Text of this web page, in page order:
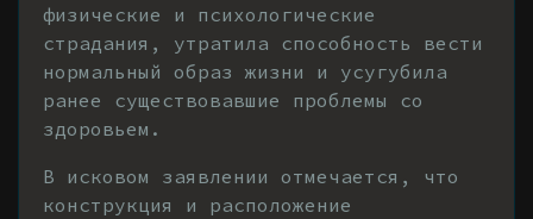
физические и психологические
страдания, утратила способность вести
нормальный образ жизни и усугубила
ранее существовавшие проблемы со
здоровьем.
В исковом заявлении отмечается, что
конструкция и расположение